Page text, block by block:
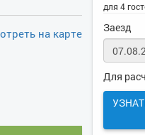
на карте
для 4
Заезд
Для